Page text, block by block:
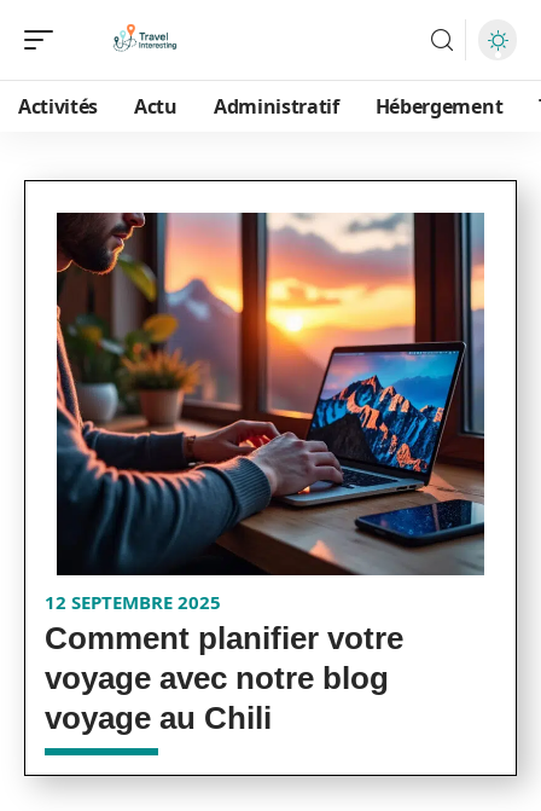
Activités Actu Administratif Hébergement
12 SEPTEMBRE 2025
Comment planifier votre
voyage avec notre blog
voyage au Chili